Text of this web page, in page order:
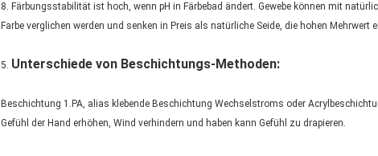
8. Färbungsstabilität ist hoch, wenn pH in Färbebad ändert. Gewebe können mit
Farbe verglichen werden und senken in Preis als natürliche Seide, die hohen Mehrwert
5. Unterschiede von Beschichtungs-Methoden:
Beschichtung 1.PA, alias klebende Beschichtung Wechselstroms oder
Gefühl der Hand erhöhen, Wind verhindern und haben kann Gefühl zu drapieren.